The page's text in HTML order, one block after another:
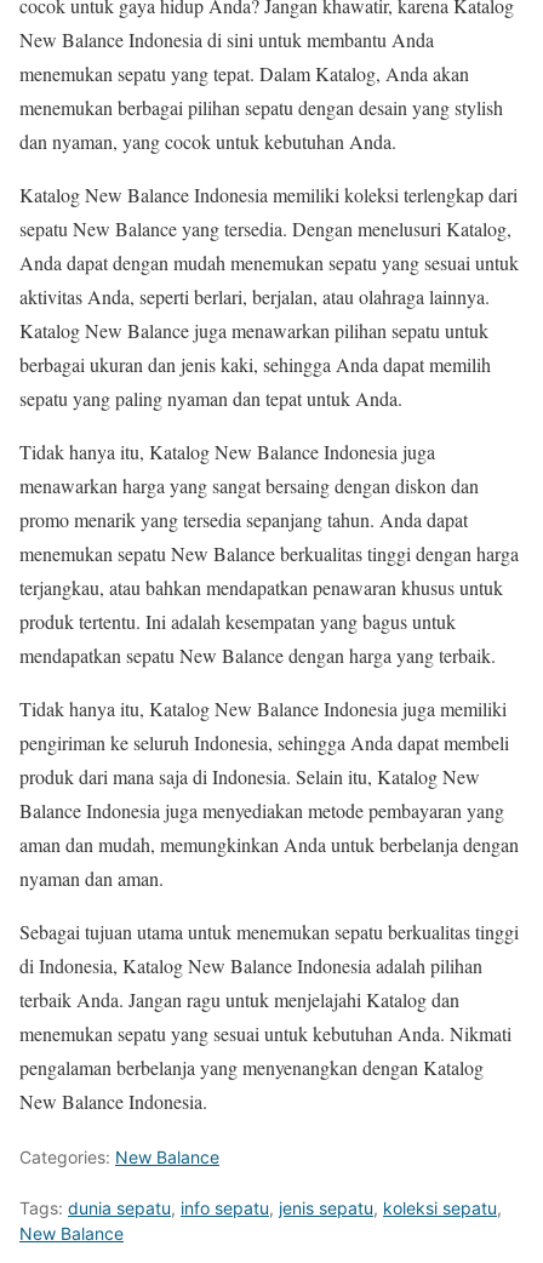
cocok untuk gaya hidup Anda? Jangan khawatir, karena Katalog
New Balance Indonesia di sini untuk membantu Anda
menemukan sepatu yang tepat. Dalam Katalog, Anda akan
menemukan berbagai pilihan sepatu dengan desain yang stylish
dan nyaman, yang cocok untuk kebutuhan Anda.
Katalog New Balance Indonesia memiliki koleksi terlengkap dari
sepatu New Balance yang tersedia. Dengan menelusuri Katalog,
Anda dapat dengan mudah menemukan sepatu yang sesuai untuk
aktivitas Anda, seperti berlari, berjalan, atau olahraga lainnya.
Katalog New Balance juga menawarkan pilihan sepatu untuk
berbagai ukuran dan jenis kaki, sehingga Anda dapat memilih
sepatu yang paling nyaman dan tepat untuk Anda.
Tidak hanya itu, Katalog New Balance Indonesia juga
menawarkan harga yang sangat bersaing dengan diskon dan
promo menarik yang tersedia sepanjang tahun. Anda dapat
menemukan sepatu New Balance berkualitas tinggi dengan harga
terjangkau, atau bahkan mendapatkan penawaran khusus untuk
produk tertentu. Ini adalah kesempatan yang bagus untuk
mendapatkan sepatu New Balance dengan harga yang terbaik.
Tidak hanya itu, Katalog New Balance Indonesia juga memiliki
pengiriman ke seluruh Indonesia, sehingga Anda dapat membeli
produk dari mana saja di Indonesia. Selain itu, Katalog New
Balance Indonesia juga menyediakan metode pembayaran yang
aman dan mudah, memungkinkan Anda untuk berbelanja dengan
nyaman dan aman.
Sebagai tujuan utama untuk menemukan sepatu berkualitas tinggi
di Indonesia, Katalog New Balance Indonesia adalah pilihan
terbaik Anda. Jangan ragu untuk menjelajahi Katalog dan
menemukan sepatu yang sesuai untuk kebutuhan Anda. Nikmati
pengalaman berbelanja yang menyenangkan dengan Katalog
New Balance Indonesia.
Categories: New Balance
Tags: dunia sepatu, info sepatu, jenis sepatu, koleksi sepatu,
New Balance